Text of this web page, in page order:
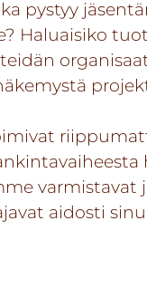
pystyy
Haluaisiko
varmistavat
aidosti